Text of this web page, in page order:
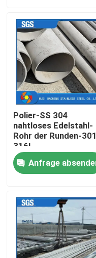
Kontakte
Produkte
Videos
Edelstahl-
Edelstahlblech-
Edelstahl-nahtloses
Edelstahl
Polier-SS 304
nahtloses Edelstahl-
Rohr der Runden-301
316L
Anfrage